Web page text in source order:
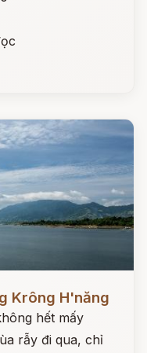
Krông H'năng
hết mấy
rẫy đi qua, chỉ